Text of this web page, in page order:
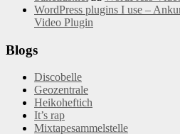
WordPress plugins I use –
Video Plugin
Blogs
Discobelle
Geozentrale
Heikoheftich
It’s rap
Mixtapesammelstelle